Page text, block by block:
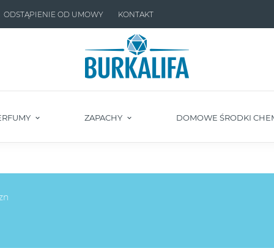
ODSTĄPIENIE OD UMOWY KONTAKT
ZAPACHY DOMOWE ŚRODKI